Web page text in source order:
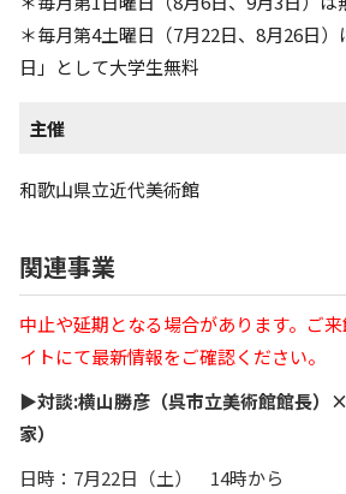
＊毎月第4土曜日（7月22日、8月26日
日」として大学生無料
主催
和歌山県立近代美術館
関連事業
中止や延期となる場合があります。ご
イトにて最新情報をご確認ください。
▶︎対談:横山勝彦（呉市立美術館館長）
家）
日時：7月22日（土） 14時から